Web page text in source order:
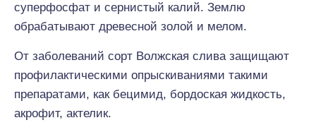
суперфосфат и сернистый калий. Землю
обрабатывают древесной золой и мелом.
От заболеваний сорт Волжская слива защищают
профилактическими опрыскиваниями такими
препаратами, как бецимид, бордоская жидкость,
акрофит, актелик.